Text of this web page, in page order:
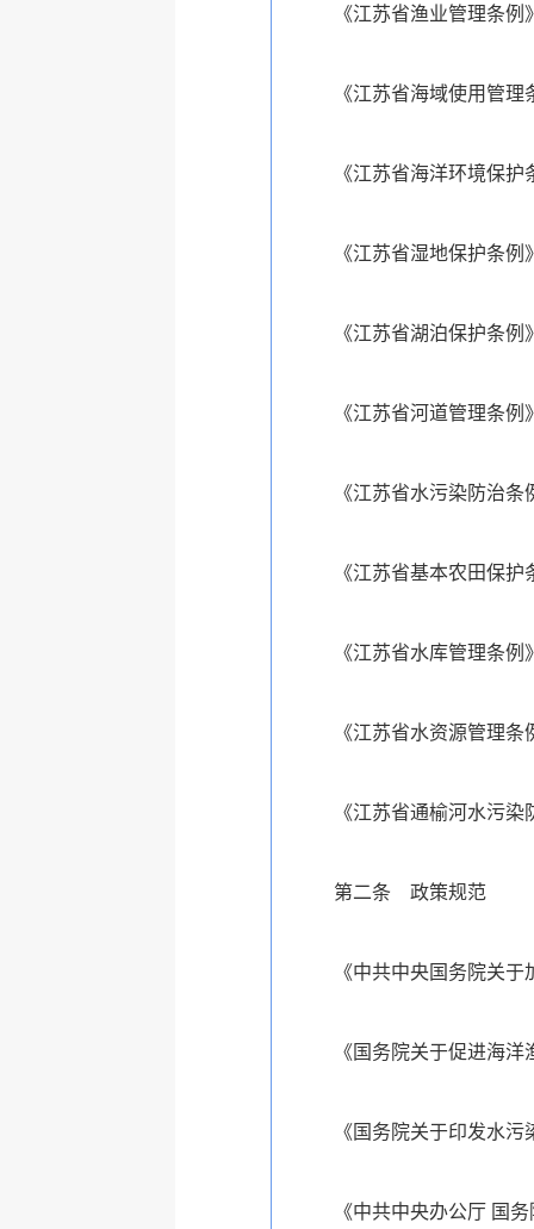
《江苏省渔业管理条例
《江苏省海域使用管
《江苏省海洋环境保
《江苏省湿地保护条例
《江苏省湖泊保护条例
《江苏省河道管理条例
《江苏省水污染防治条
《江苏省基本农田保
《江苏省水库管理条例
《江苏省水资源管理条
《江苏省通榆河水污
第二条 政策规范
《中共中央国务院关
《国务院关于促进海
《国务院关于印发水
《中共中央办公厅 国